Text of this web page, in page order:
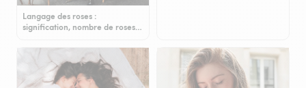
Langage des roses :
signification, nombre de roses…